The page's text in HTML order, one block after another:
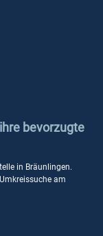
bevorzugte
in Bräunlingen.
am